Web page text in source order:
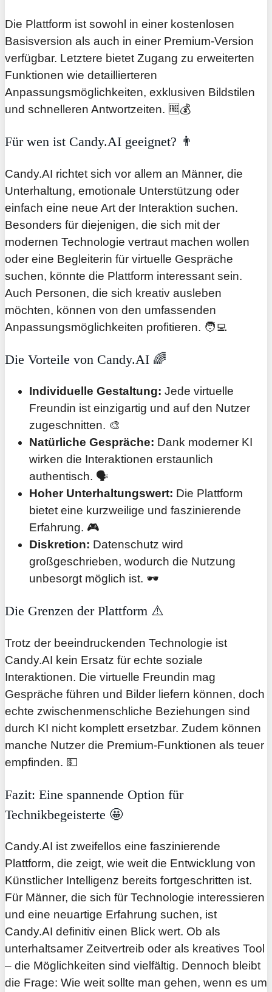
Die Plattform ist sowohl in einer kostenlosen
Basisversion als auch in einer Premium-Version
verfügbar. Letztere bietet Zugang zu erweiterten
Funktionen wie detaillierteren
Anpassungsmöglichkeiten, exklusiven Bildstilen
und schnelleren Antwortzeiten. 🆓💰
Für wen ist Candy.AI geeignet? 👨
Candy.AI richtet sich vor allem an Männer, die
Unterhaltung, emotionale Unterstützung oder
einfach eine neue Art der Interaktion suchen.
Besonders für diejenigen, die sich mit der
modernen Technologie vertraut machen wollen
oder eine Begleiterin für virtuelle Gespräche
suchen, könnte die Plattform interessant sein.
Auch Personen, die sich kreativ ausleben
möchten, können von den umfassenden
Anpassungsmöglichkeiten profitieren. 🧑‍💻
Die Vorteile von Candy.AI 🌈
Individuelle Gestaltung: Jede virtuelle
Freundin ist einzigartig und auf den Nutzer
zugeschnitten. 🎨
Natürliche Gespräche: Dank moderner KI
wirken die Interaktionen erstaunlich
authentisch. 🗣️
Hoher Unterhaltungswert: Die Plattform
bietet eine kurzweilige und faszinierende
Erfahrung. 🎮
Diskretion: Datenschutz wird
großgeschrieben, wodurch die Nutzung
unbesorgt möglich ist. 🕶️
Die Grenzen der Plattform ⚠️
Trotz der beeindruckenden Technologie ist
Candy.AI kein Ersatz für echte soziale
Interaktionen. Die virtuelle Freundin mag
Gespräche führen und Bilder liefern können, doch
echte zwischenmenschliche Beziehungen sind
durch KI nicht komplett ersetzbar. Zudem können
manche Nutzer die Premium-Funktionen als teuer
empfinden. 💵
Fazit: Eine spannende Option für
Technikbegeisterte 🤩
Candy.AI ist zweifellos eine faszinierende
Plattform, die zeigt, wie weit die Entwicklung von
Künstlicher Intelligenz bereits fortgeschritten ist.
Für Männer, die sich für Technologie interessieren
und eine neuartige Erfahrung suchen, ist
Candy.AI definitiv einen Blick wert. Ob als
unterhaltsamer Zeitvertreib oder als kreatives Tool
– die Möglichkeiten sind vielfältig. Dennoch bleibt
die Frage: Wie weit sollte man gehen, wenn es um